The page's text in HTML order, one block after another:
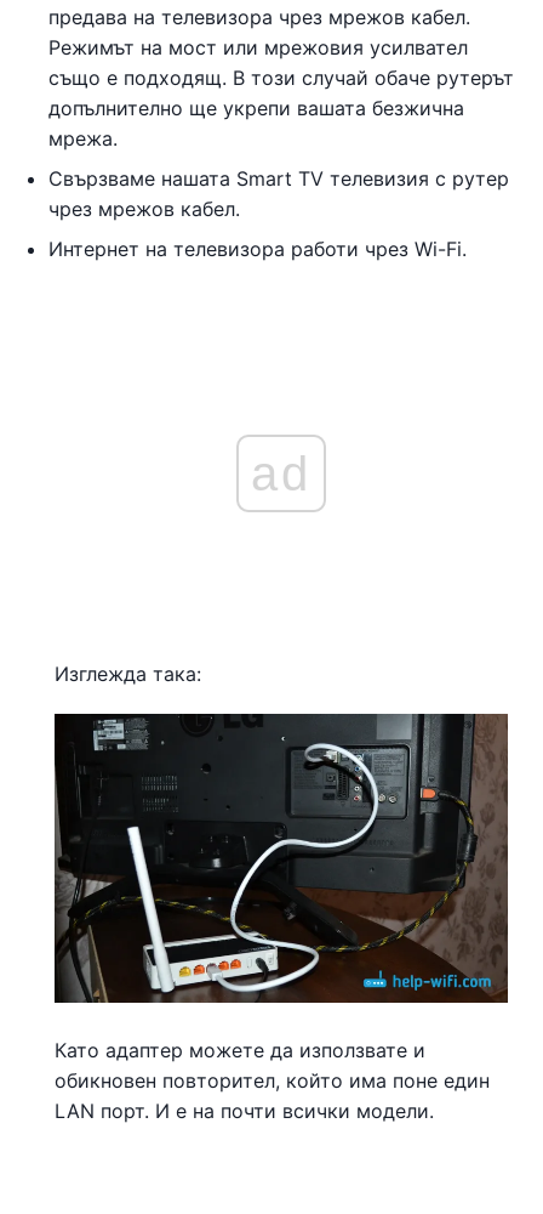
предава на телевизора чрез мрежов кабел.
Режимът на мост или мрежовия усилвател
също е подходящ. В този случай обаче рутерът
допълнително ще укрепи вашата безжична
мрежа.
Свързваме нашата Smart TV телевизия с рутер
чрез мрежов кабел.
Интернет на телевизора работи чрез Wi-Fi.
ad
Изглежда така:
Като адаптер можете да използвате и
обикновен повторител, който има поне един
LAN порт. И е на почти всички модели.